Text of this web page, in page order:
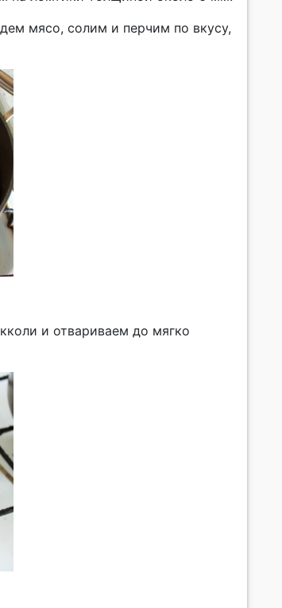
мясо, солим и перчим по вкусу,
и отвариваем до мягко